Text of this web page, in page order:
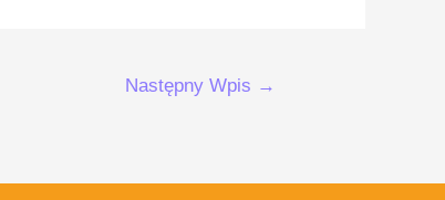
Następny Wpis →